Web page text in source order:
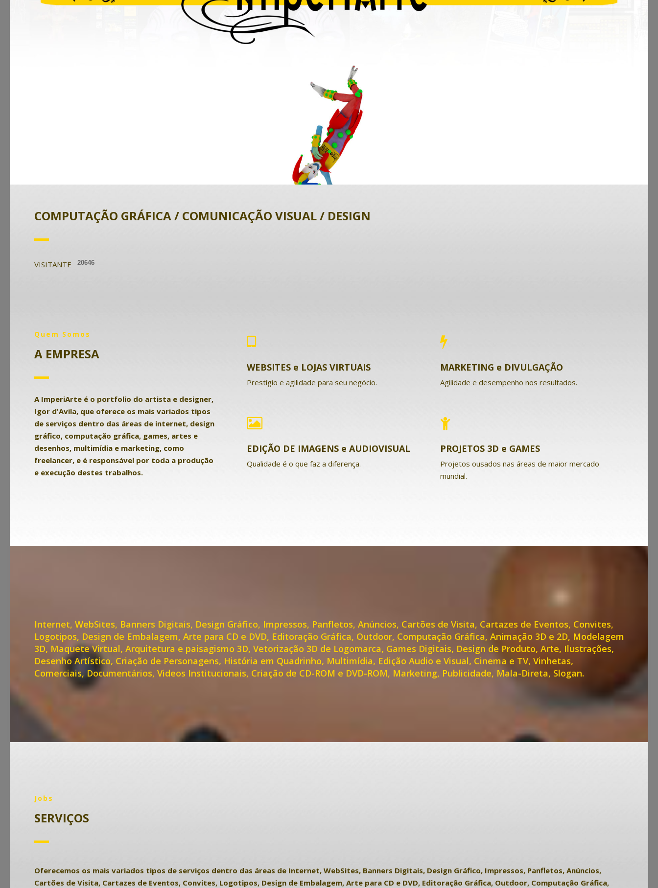
COMPUTAÇÃO GRÁFICA / COMUNICAÇÃO VISUAL / DESIGN
VISITANTE
Quem Somos
A EMPRESA
A ImperiArte é o portfolio do artista e designer,
Igor d'Avila, que oferece os mais variados tipos
de serviços dentro das áreas de internet, design
gráfico, computação gráfica, games, artes e
desenhos, multimídia e marketing, como
freelancer, e é responsável por toda a produção
e execução destes trabalhos.
WEBSITES e LOJAS VIRTUAIS
Prestígio e agilidade para seu negócio.
MARKETING e DIVULGAÇÃO
Agilidade e desempenho nos resultados.
EDIÇÃO DE IMAGENS e AUDIOVISUAL
Qualidade é o que faz a diferença.
PROJETOS 3D e GAMES
Projetos ousados nas áreas de maior mercado
mundial.
Internet, WebSites, Banners Digitais, Design Gráfico, Impressos, Panfletos, Anúncios, Cartões de Visita, Cartazes de Eventos, Convites,
Logotipos, Design de Embalagem, Arte para CD e DVD, Editoração Gráfica, Outdoor, Computação Gráfica, Animação 3D e 2D, Modelagem
3D, Maquete Virtual, Arquitetura e paisagismo 3D, Vetorização 3D de Logomarca, Games Digitais, Design de Produto, Arte, Ilustrações,
Desenho Artístico, Criação de Personagens, História em Quadrinho, Multimídia, Edição Audio e Visual, Cinema e TV, Vinhetas,
Comerciais, Documentários, Videos Institucionais, Criação de CD-ROM e DVD-ROM, Marketing, Publicidade, Mala-Direta, Slogan.
Jobs
SERVIÇOS
Oferecemos os mais variados tipos de serviços dentro das áreas de Internet, WebSites, Banners Digitais, Design Gráfico, Impressos, Panfletos, Anúncios,
Cartões de Visita, Cartazes de Eventos, Convites, Logotipos, Design de Embalagem, Arte para CD e DVD, Editoração Gráfica, Outdoor, Computação Gráfica,